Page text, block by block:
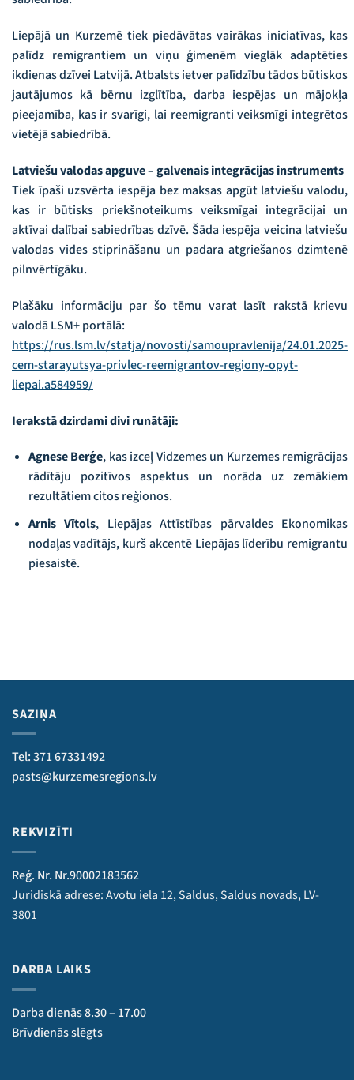
Liepājā un Kurzemē tiek piedāvātas vairākas iniciatīvas, kas
palīdz remigrantiem un viņu ģimenēm vieglāk adaptēties
ikdienas dzīvei Latvijā. Atbalsts ietver palīdzību tādos būtiskos
jautājumos kā bērnu izglītība, darba iespējas un mājokļa
pieejamība, kas ir svarīgi, lai reemigranti veiksmīgi integrētos
vietējā sabiedrībā.
Latviešu valodas apguve – galvenais integrācijas instruments
Tiek īpaši uzsvērta iespēja bez maksas apgūt latviešu valodu,
kas ir būtisks priekšnoteikums veiksmīgai integrācijai un
aktīvai dalībai sabiedrības dzīvē. Šāda iespēja veicina latviešu
valodas vides stiprināšanu un padara atgriešanos dzimtenē
pilnvērtīgāku.
Plašāku informāciju par šo tēmu varat lasīt rakstā krievu
valodā LSM+ portālā:
https://rus.lsm.lv/statja/novosti/samoupravlenija/24.01.2025-
cem-starayutsya-privlec-reemigrantov-regiony-opyt-
liepai.a584959/
Ierakstā dzirdami divi runātāji:
Agnese Berģe, kas izceļ Vidzemes un Kurzemes remigrācijas
rādītāju pozitīvos aspektus un norāda uz zemākiem
rezultātiem citos reģionos.
Arnis Vītols, Liepājas Attīstības pārvaldes Ekonomikas
nodaļas vadītājs, kurš akcentē Liepājas līderību remigrantu
piesaistē.
SAZIŅA
Tel: 371 67331492
pasts@kurzemesregions.lv
REKVIZĪTI
Reģ. Nr. Nr.90002183562
Juridiskā adrese: Avotu iela 12, Saldus, Saldus novads, LV-
3801
DARBA LAIKS
Darba dienās 8.30 – 17.00
Brīvdienās slēgts